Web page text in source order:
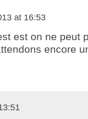
at 16:53
est on ne peut
encore